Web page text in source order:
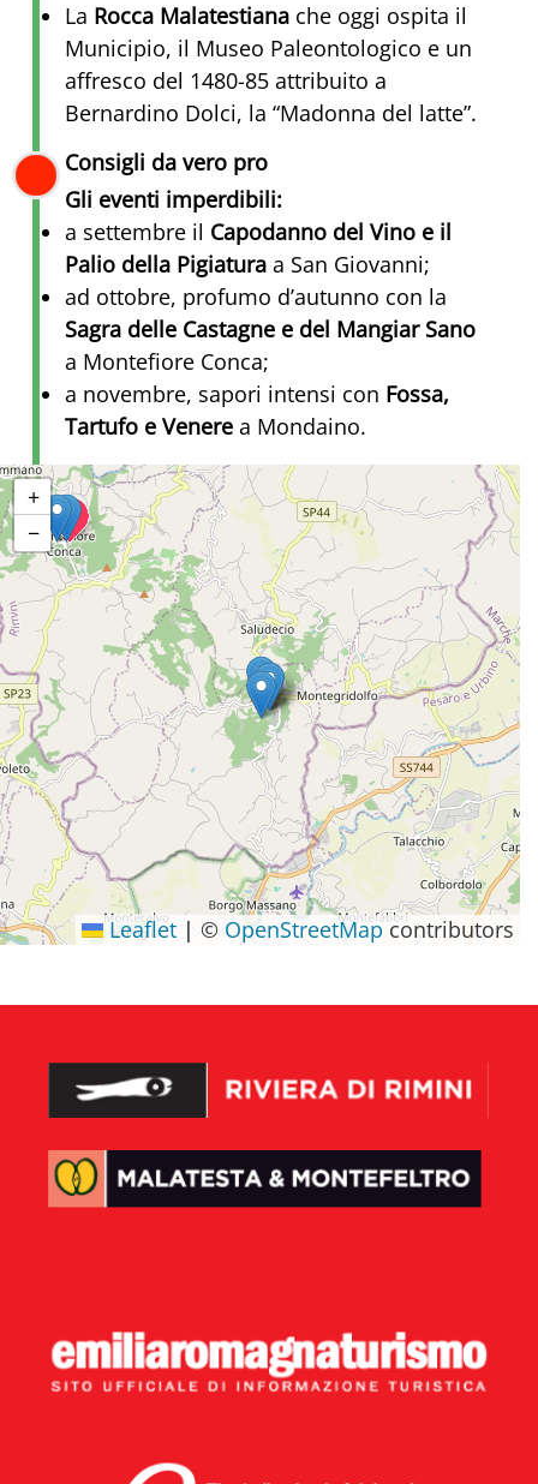
La Rocca Malatestiana che oggi ospita il
Municipio, il Museo Paleontologico e un
affresco del 1480-85 attribuito a
Bernardino Dolci, la “Madonna del latte”.
Consigli da vero pro
Gli eventi imperdibili:
a settembre il Capodanno del Vino e il
Palio della Pigiatura a San Giovanni;
ad ottobre, profumo d’autunno con la
Sagra delle Castagne e del Mangiar Sano
a Montefiore Conca;
a novembre, sapori intensi con Fossa,
Tartufo e Venere a Mondaino.
+
−
Leaflet | © OpenStreetMapcontributors